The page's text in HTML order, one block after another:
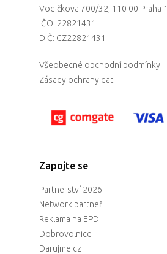
Vodičkova 700/32, 110 00 Praha 1
IČO: 22821431
DIČ: CZ22821431
Všeobecné obchodní podmínky
Zásady ochrany dat
Zapojte se
Partnerství 2026
Network partneři
Reklama na EPD
Dobrovolnice
Darujme.cz